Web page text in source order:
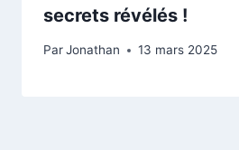
secrets révélés !
ParJonathan 13 mars 2025